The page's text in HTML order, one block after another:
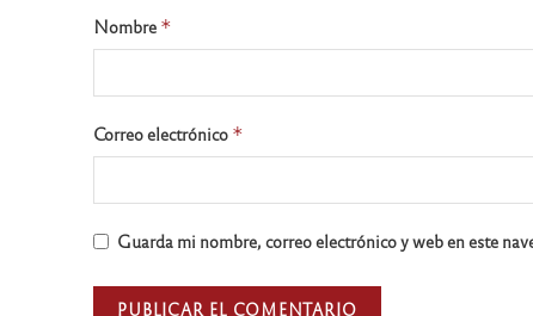
Nombre *
Correo electrónico *
Guarda mi nombre, correo electrónico y web en este